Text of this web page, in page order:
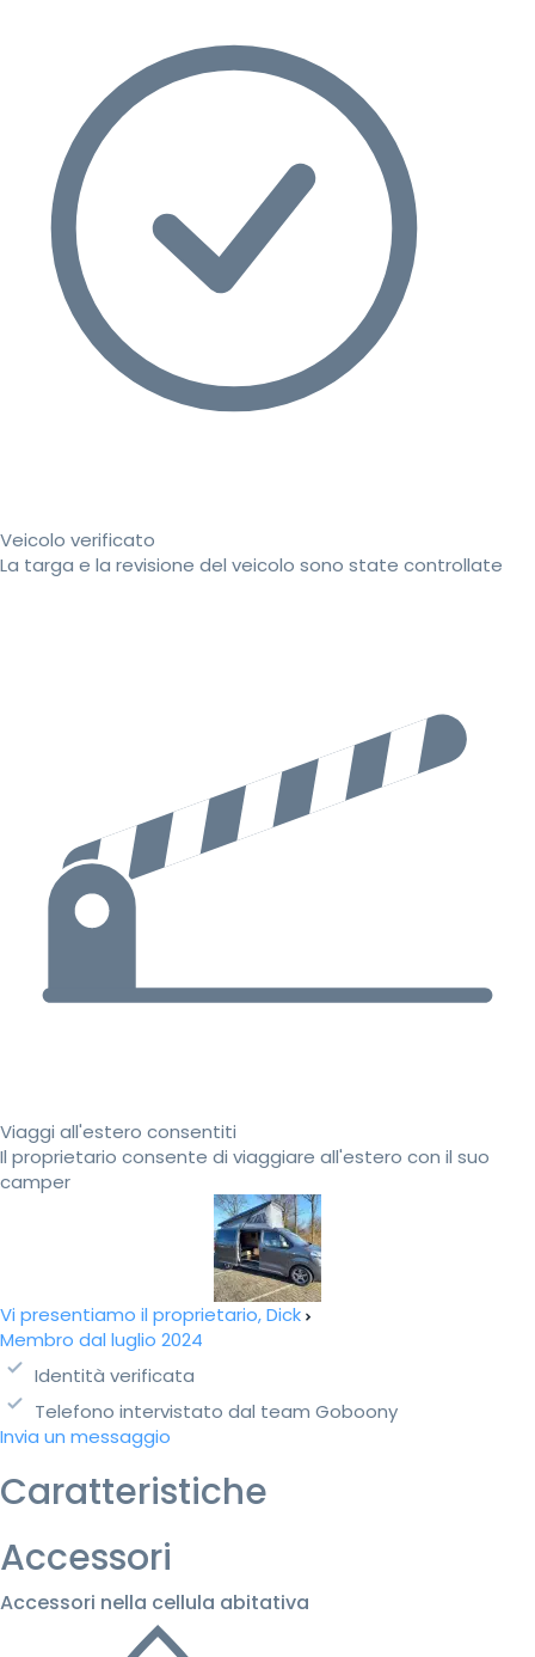
Veicolo verificato
La targa e la revisione del veicolo sono state controllate
Viaggi all'estero consentiti
Il proprietario consente di viaggiare all'estero con il suo
camper
Vi presentiamo il proprietario, Dick
Membro dal luglio 2024
Identità verificata
Telefono intervistato dal team Goboony
Invia un messaggio
Caratteristiche
Accessori
Accessori nella cellula abitativa